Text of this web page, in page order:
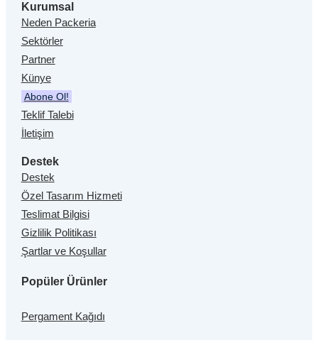
Kurumsal
Neden Packeria
Sektörler
Partner
Künye
Abone Ol!
Teklif Talebi
İletişim
Destek
Destek
Özel Tasarım Hizmeti
Teslimat Bilgisi
Gizlilik Politikası
Şartlar ve Koşullar
Popüler Ürünler
Pergament Kağıdı